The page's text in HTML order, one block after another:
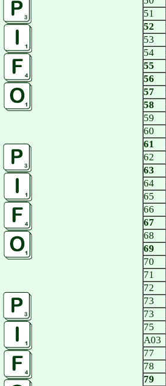
51
52
53
54
55
56
57
58
59
60
61
62
63
64
65
66
67
68
69
70
71
72
73
73
75
A03
77
78
79